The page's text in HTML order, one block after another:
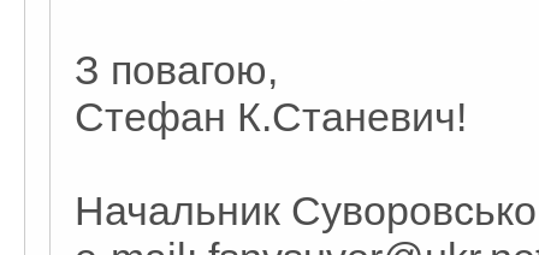
З повагою,
Стефан К.Станевич!
Начальник